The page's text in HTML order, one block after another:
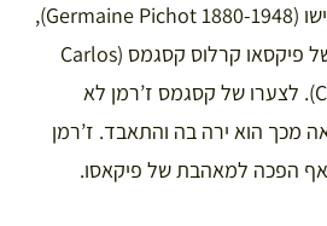
לידו אישה בשם ז’רמן פישו (Germaine Pichot 1880-1948),
מושא אהבתו של חברו של פיקסאו קרלוס קסגמס (Carlos
Casagemas 1880-1901). לצערו של קסגמס ז’רמן לא
מכך הוא ירה בה והתאבד. ז’רמן
הפכה למאהבת של פיקאסו.